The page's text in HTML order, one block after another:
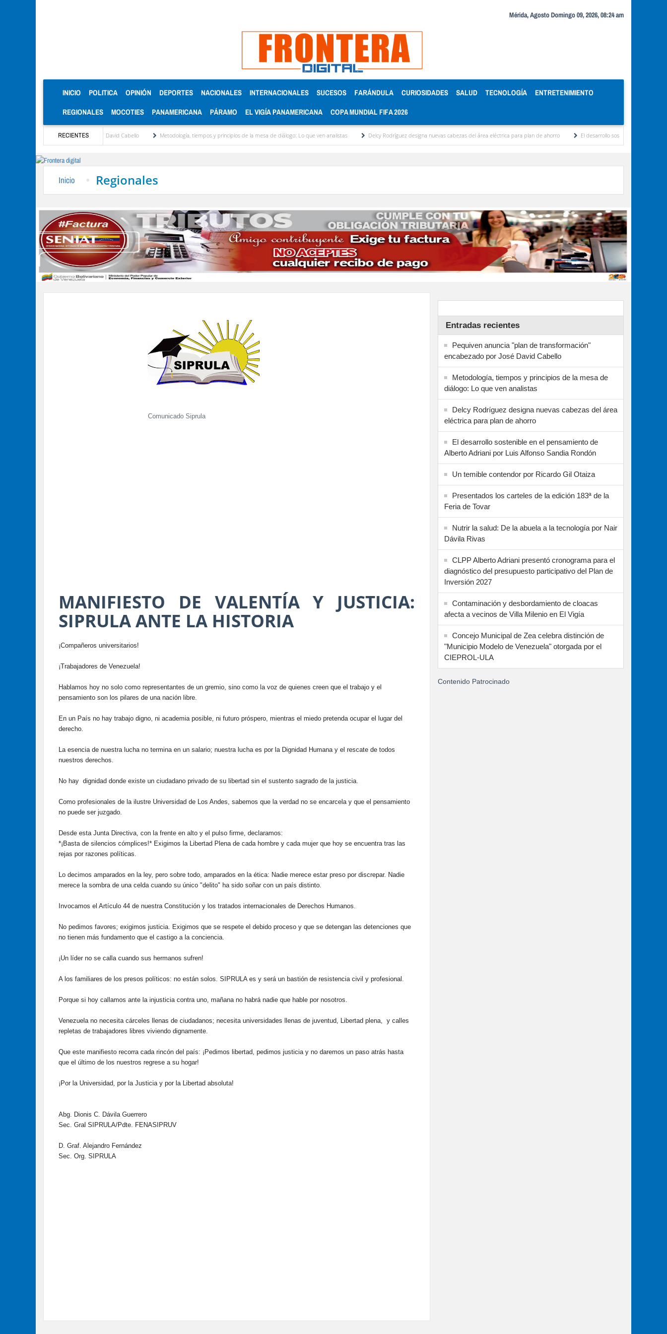
Mérida, Agosto Domingo 09, 2026, 08:24 am
INICIO (CURRENT)
POLITICA OPINIÓN DEPORTES NACIONALES INTERNACIONALES SUCESOS FARÁNDULA CURIOSIDADES SALUD TECNOLOGÍA ENTRETENIMIENTO
REGIONALES MOCOTIES PANAMERICANA PÁRAMO EL VIGÍA PANAMERICANA COPA MUNDIAL FIFA 2026
RECIENTES
encabezado por José David Cabello Metodología, tiempos y principios de la mesa de diálogo: Lo que ven analistas Delcy Rodríguez designa nuevas cabezas del área eléctrica para plan de ahorro El desarrollo sostenible en el pensamiento
Inicio Regionales
Comunicado Siprula
MANIFIESTO DE VALENTÍA Y JUSTICIA:
SIPRULA ANTE LA HISTORIA
​¡Compañeros universitarios!
¡Trabajadores de Venezuela!
​Hablamos hoy no solo como representantes de un gremio, sino como la voz de quienes creen que el trabajo y el
pensamiento son los pilares de una nación libre.
En un País no hay trabajo digno, ni academia posible, ni futuro próspero, mientras el miedo pretenda ocupar el lugar del
derecho.
​La esencia de nuestra lucha no termina en un salario; nuestra lucha es por la Dignidad Humana y el rescate de todos
nuestros derechos.
No hay dignidad donde existe un ciudadano privado de su libertad sin el sustento sagrado de la justicia.
Como profesionales de la ilustre Universidad de Los Andes, sabemos que la verdad no se encarcela y que el pensamiento
no puede ser juzgado.
​Desde esta Junta Directiva, con la frente en alto y el pulso firme, declaramos:
*¡Basta de silencios cómplices!* Exigimos la Libertad Plena de cada hombre y cada mujer que hoy se encuentra tras las
rejas por razones políticas.
Lo decimos amparados en la ley, pero sobre todo, amparados en la ética: Nadie merece estar preso por discrepar. Nadie
merece la sombra de una celda cuando su único "delito" ha sido soñar con un país distinto.
​Invocamos el Artículo 44 de nuestra Constitución y los tratados internacionales de Derechos Humanos.
No pedimos favores; exigimos justicia. Exigimos que se respete el debido proceso y que se detengan las detenciones que
no tienen más fundamento que el castigo a la conciencia.
​¡Un líder no se calla cuando sus hermanos sufren!
​A los familiares de los presos políticos: no están solos. SIPRULA es y será un bastión de resistencia civil y profesional.
Porque si hoy callamos ante la injusticia contra uno, mañana no habrá nadie que hable por nosotros.
​Venezuela no necesita cárceles llenas de ciudadanos; necesita universidades llenas de juventud, Libertad plena, y calles
repletas de trabajadores libres viviendo dignamente.
Que este manifiesto recorra cada rincón del país: ¡Pedimos libertad, pedimos justicia y no daremos un paso atrás hasta
que el último de los nuestros regrese a su hogar!
​¡Por la Universidad, por la Justicia y por la Libertad absoluta!
Abg. Dionis C. Dávila Guerrero
Sec. Gral SIPRULA/Pdte. FENASIPRUV
D. Graf. Alejandro Fernández
Sec. Org. SIPRULA
Entradas recientes
Pequiven anuncia "plan de transformación"
encabezado por José David Cabello
Metodología, tiempos y principios de la mesa de
diálogo: Lo que ven analistas
Delcy Rodríguez designa nuevas cabezas del área
eléctrica para plan de ahorro
El desarrollo sostenible en el pensamiento de
Alberto Adriani por Luis Alfonso Sandia Rondón
Un temible contendor por Ricardo Gil Otaiza
Presentados los carteles de la edición 183ª de la
Feria de Tovar
Nutrir la salud: De la abuela a la tecnología por Nair
Dávila Rivas
CLPP Alberto Adriani presentó cronograma para el
diagnóstico del presupuesto participativo del Plan de
Inversión 2027
Contaminación y desbordamiento de cloacas
afecta a vecinos de Villa Milenio en El Vigía
Concejo Municipal de Zea celebra distinción de
"Municipio Modelo de Venezuela" otorgada por el
CIEPROL-ULA
Contenido Patrocinado